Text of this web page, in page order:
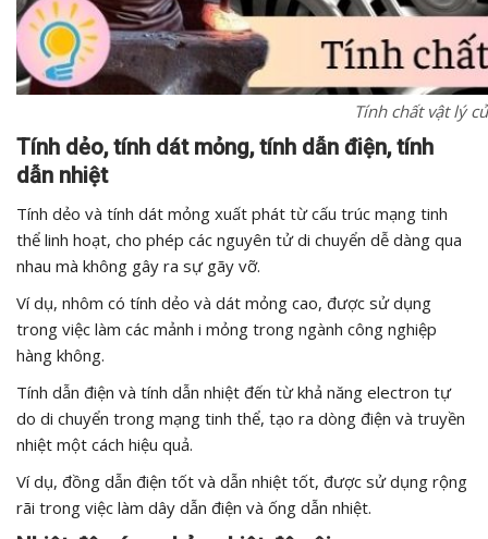
Tính chất vật lý
Tính dẻo, tính dát mỏng, tính dẫn điện, tính
dẫn nhiệt
Tính dẻo và tính dát mỏng xuất phát từ cấu trúc mạng tinh
thể linh hoạt, cho phép các nguyên tử di chuyển dễ dàng qua
nhau mà không gây ra sự gãy vỡ.
Ví dụ, nhôm có tính dẻo và dát mỏng cao, được sử dụng
trong việc làm các mảnh i mỏng trong ngành công nghiệp
hàng không.
Tính dẫn điện và tính dẫn nhiệt đến từ khả năng electron tự
do di chuyển trong mạng tinh thể, tạo ra dòng điện và truyền
nhiệt một cách hiệu quả.
Ví dụ, đồng dẫn điện tốt và dẫn nhiệt tốt, được sử dụng rộng
rãi trong việc làm dây dẫn điện và ống dẫn nhiệt.